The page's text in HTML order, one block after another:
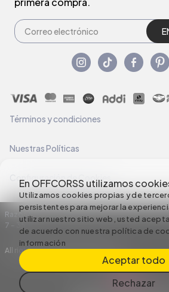
En OFFCORSS utilizamos
Utilizamos cookies propias y de
persistentes para mejorar la
utilizar nuestro sitio web, usted
de acuerdo con nuestra política de
información
Aceptar todo
Rechazar
Términos y condiciones
Nuestras Políticas
Configuración de Cookies
Razón Social: C.I HERMECO S.A. NIT:
7 – 35
All rights reserved empowered by